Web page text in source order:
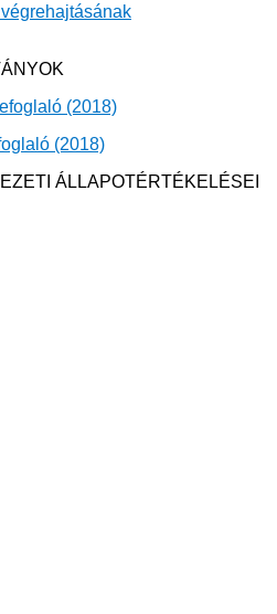
(2018)
(2018)
ÁLLAPOTÉRTÉKELÉSEI